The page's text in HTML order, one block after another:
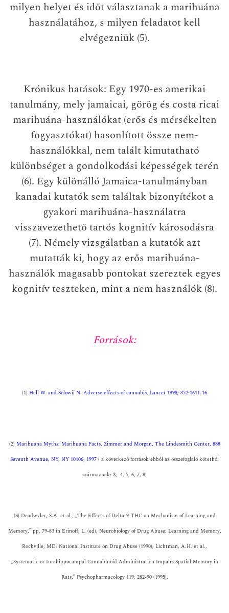
milyen helyet és időt választanak a marihuána
használatához, s milyen feladatot kell
elvégezniük (5).
Krónikus hatások: Egy 1970-es amerikai
tanulmány, mely jamaicai, görög és costa ricai
marihuána-használókat (erős és mérsékelten
fogyasztókat) hasonlított össze nem-
használókkal, nem talált kimutatható
különbséget a gondolkodási képességek terén
(6). Egy különálló Jamaica-tanulmányban
kanadai kutatók sem találtak bizonyítékot a
gyakori marihuána-használatra
visszavezethető tartós kognitív károsodásra
(7). Némely vizsgálatban a kutatók azt
mutatták ki, hogy az erős marihuána-
használók magasabb pontokat szereztek egyes
kognitív teszteken, mint a nem használók (8).
Források:
(1) Hall W. and Solowij N. Adverse effects of cannabis, Lancet 1998; 352:1611-16
(2) Marihuana Myths: Marihuana Facts, Zimmer and Morgan, The Lindesmith Center, 888
Seventh Avenue, NY, NY 10106, 1997( a következő források ebből az összefoglaló kötetből
származnak: 3, 4, 5, 6, 7, 8)
(3) Deadwyler, S.A. et al., „The Effects of Delta-9-THC on Mechanism of Learning and
Memory,” pp. 79-83 in Erinoff, L. (ed), Neurobiology of Drug Abuse: Learning and Memory,
Rockville, MD: National Institute on Drug Abuse (1990); Lichtman, A.H. et al.,
„Systematic or Inrahippocampal Cannabinoid Administration Impairs Spatial Memory in
Rats,” Psychopharmacology 119: 282-90 (1995).